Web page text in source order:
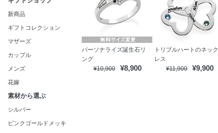
新商品
ギフトコレクション
マザーズ
カップル
メンズ
花嫁
素材から選ぶ
シルバー
ピンクゴールドメッキ
パーソナライズ誕生石リ
ング
¥10,900
¥8,900
トリプルハートのネッ
レス
¥11,900
¥9,900